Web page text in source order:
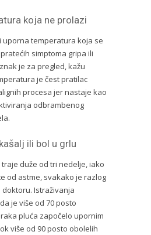
koja ne prolazi
uporna temperatura koja se
simptoma gripa ili
je za pregled, kažu
je čest pratilac
procesa jer nastaje kao
odbrambenog
ili bol u grlu
traje duže od tri nedelje, iako
od astme, svakako je razlog
doktoru. Istraživanja
je više od 70 posto
pluća započelo upornim
više od 90 posto obolelih